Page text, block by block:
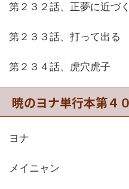
第２３２話、正夢に近づく
第２３３話、打って出る
第２３４話、虎穴虎子
暁のヨナ単行本第４
ヨナ
メイニャン